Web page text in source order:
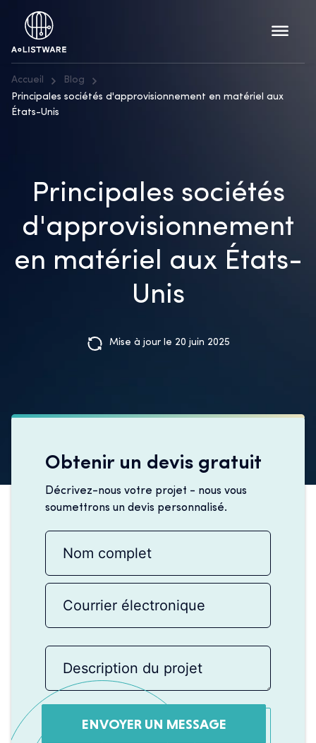
Accueil
Blog
Principales sociétés d'approvisionnement en matériel aux
États-Unis
Principales sociétés
d'approvisionnement
en matériel aux États-
Unis
Mise à jour le 20 juin 2025
Obtenir un devis gratuit
Décrivez-nous votre projet - nous vous
soumettrons un devis personnalisé.
ENVOYER UN MESSAGE